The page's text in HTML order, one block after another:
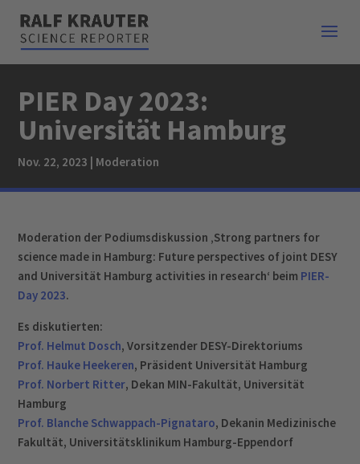
PIER Day 2023:
Universität Hamburg
Nov. 22, 2023 | Moderation
Moderation der Podiumsdiskussion ‚Strong partners for
science made in Hamburg: Future perspectives of joint DESY
and Universität Hamburg activities in research‘ beim PIER-
Day 2023.
Es diskutierten:
Prof. Helmut Dosch, Vorsitzender DESY-Direktoriums
Prof. Hauke Heekeren, Präsident Universität Hamburg
Prof. Norbert Ritter, Dekan MIN-Fakultät, Universität
Hamburg
Prof. Blanche Schwappach-Pignataro, Dekanin Medizinische
Fakultät, Universitätsklinikum Hamburg-Eppendorf